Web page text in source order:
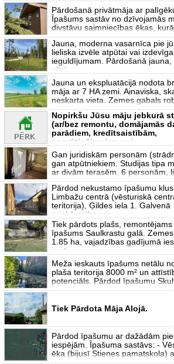
Pārdošanā privātmāja ar
Īpašums sastāv no dzīvojamās
divstāvu saimniecības ēkas,
Jauna, moderna vasarnīca pie
lieliska izvēle atpūtai vai
ieguldījumam. Pārdošanā jauna,
pilnī
Jauna un ekspluatācijā nodota
māja ar 7 HA zemi. Ainaviska,
neskarta vieta. Zemes gabals
Nopirkšu Jūsu māju jebkurā
(ar/bez remontu, domājamās
parādiem, kredītsaistībām,
apgrūtinājumiem vai
Gan juridiskām personām
gan atpūtniekiem. Studijas tipa
ar divām terasēm. 6 personām,
Pārdod nekustamo īpašumu
Limbažu centrā (vēsturiskā
teritorija), Ģildes iela 1. Galvenā
priekšrocība: vis
Tiek pārdots plašs, remontējams
īpašums Saulkrastu galā.
1.85 ha, vajadzības gadījumā
iegā
Meža ieskauts īpašums netālu
plaša teritorija 8000 m² un
potenciāls. Pārdod īpašumu
Tiek Pārdota Māja Alojā.
Pārdod īpašumu ar dažādām
iespējām. Īpašuma sastāvs: -
ēka (bijusī Stienes pamatskola)